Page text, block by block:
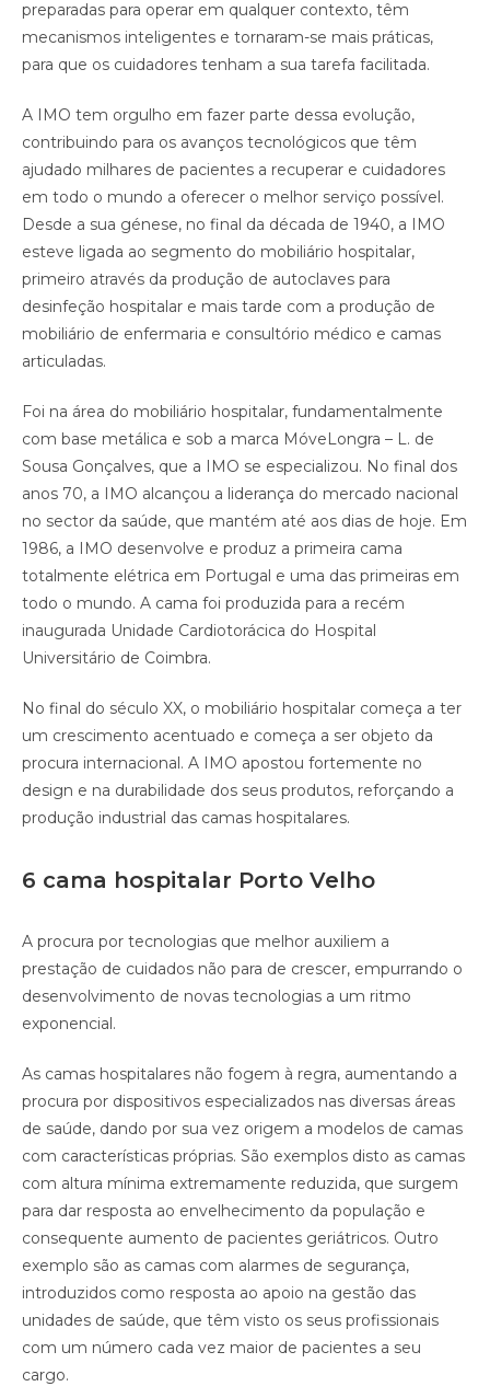
preparadas para operar em qualquer contexto, têm
mecanismos inteligentes e tornaram-se mais práticas,
para que os cuidadores tenham a sua tarefa facilitada.
A IMO tem orgulho em fazer parte dessa evolução,
contribuindo para os avanços tecnológicos que têm
ajudado milhares de pacientes a recuperar e cuidadores
em todo o mundo a oferecer o melhor serviço possível.
Desde a sua génese, no final da década de 1940, a IMO
esteve ligada ao segmento do mobiliário hospitalar,
primeiro através da produção de autoclaves para
desinfeção hospitalar e mais tarde com a produção de
mobiliário de enfermaria e consultório médico e camas
articuladas.
Foi na área do mobiliário hospitalar, fundamentalmente
com base metálica e sob a marca MóveLongra – L. de
Sousa Gonçalves, que a IMO se especializou. No final dos
anos 70, a IMO alcançou a liderança do mercado nacional
no sector da saúde, que mantém até aos dias de hoje. Em
1986, a IMO desenvolve e produz a primeira cama
totalmente elétrica em Portugal e uma das primeiras em
todo o mundo. A cama foi produzida para a recém
inaugurada Unidade Cardiotorácica do Hospital
Universitário de Coimbra.
No final do século XX, o mobiliário hospitalar começa a ter
um crescimento acentuado e começa a ser objeto da
procura internacional. A IMO apostou fortemente no
design e na durabilidade dos seus produtos, reforçando a
produção industrial das camas hospitalares.
6 cama hospitalar Porto Velho
A procura por tecnologias que melhor auxiliem a
prestação de cuidados não para de crescer, empurrando o
desenvolvimento de novas tecnologias a um ritmo
exponencial.
As camas hospitalares não fogem à regra, aumentando a
procura por dispositivos especializados nas diversas áreas
de saúde, dando por sua vez origem a modelos de camas
com características próprias. São exemplos disto as camas
com altura mínima extremamente reduzida, que surgem
para dar resposta ao envelhecimento da população e
consequente aumento de pacientes geriátricos. Outro
exemplo são as camas com alarmes de segurança,
introduzidos como resposta ao apoio na gestão das
unidades de saúde, que têm visto os seus profissionais
com um número cada vez maior de pacientes a seu
cargo.